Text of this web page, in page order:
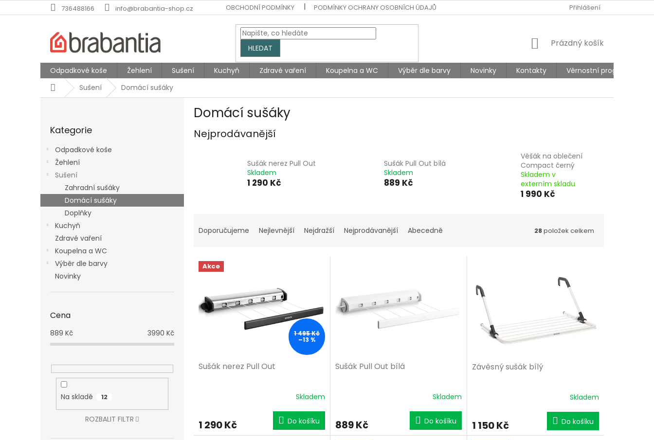
na
736488166 info@brabantia-shop.cz OBCHODNÍ PODMÍNKY PODMÍNKY OCHRANY OSOBNÍCH ÚDAJŮ Přihlášení
HLEDAT
NÁKUPNÍ
Prázdný košík
Odpadkové koše Žehlení Sušení Kuchyň Zdravé vaření Koupelna a WC Výběr dle barvy Novinky Kontakty
Věrnostní program
DomůSušení Domácí sušáky
a
kategorie
Kategorie
Odpadkové koše
Žehlení
Sušení
Zahradní sušáky
Domácí sušáky
Doplňky
Kuchyň
Zdravé vaření
Koupelna a WC
Výběr dle barvy
Novinky
Cena
889 Kč 3990 Kč
Na skladě 12
ROZBALIT FILTR
Domácí sušáky
Nejprodávanější
Sušák nerez Pull Out
Skladem
1 290 Kč
Sušák Pull Out bílá
Skladem
889 Kč
Věšák na oblečení
Compact černý
Skladem v
externím skladu
1 990 Kč
a
n
o
d
Doporučujeme Nejlevnější Nejdražší Nejprodávanější Abecedně 28položek celkem
V
p
Akce
1 495 Kč
–13 %
Sušák nerez Pull Out
Skladem
1 290 Kč Do košíku
Sušák Pull Out bílá
Skladem
889 Kč Do košíku
Závěsný sušák bílý
Skladem
1 150 Kč Do košíku